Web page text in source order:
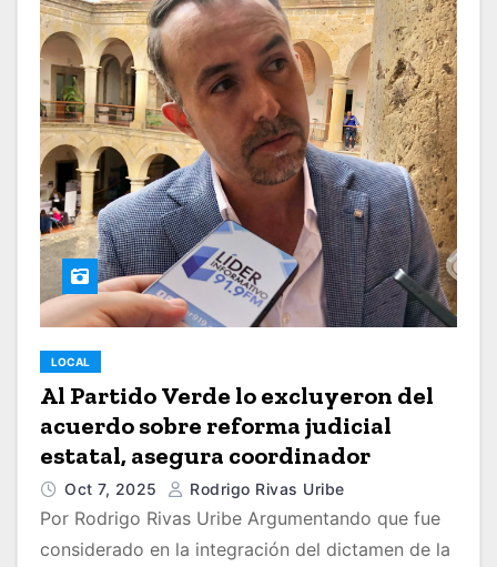
LOCAL
Al Partido Verde lo excluyeron del
acuerdo sobre reforma judicial
estatal, asegura coordinador
Oct 7, 2025 Rodrigo Rivas Uribe
Por Rodrigo Rivas Uribe Argumentando que fue
considerado en la integración del dictamen de la